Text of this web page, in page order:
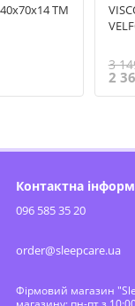
TM
3
2
Контактна
096 585 35 20
order@sleepcare.ua
Фірмовий магазин